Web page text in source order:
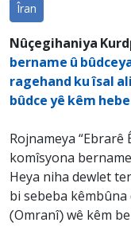
Îran
Nûçegihaniya
bername û
ragehand ku îsal
bûdce yê kêm
Rojnameya “Ebrarê
komîsyona
Heya niha dewlet
bi sebeba
(Omranî) wê kêm